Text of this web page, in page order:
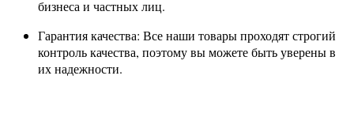
бизнеса и частных лиц.
Гарантия качества: Все наши товары проходят строгий
контроль качества, поэтому вы можете быть уверены в
их надежности.